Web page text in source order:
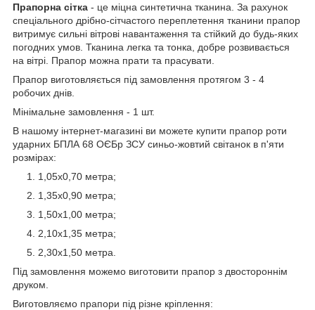
Прапорна сітка - це міцна синтетична тканина. За рахунок
спеціального дрібно-сітчастого переплетення тканини прапор
витримує сильні вітрові навантаження та стійкий до будь-яких
погодних умов. Тканина легка та тонка, добре розвивається
на вітрі. Прапор можна прати та прасувати.
Прапор виготовляється під замовлення протягом 3 - 4
робочих днів.
Мінімальне замовлення - 1 шт.
В нашому інтернет-магазині ви можете купити прапор роти
ударних БПЛА 68 ОЄБр ЗСУ синьо-жовтий світанок в п'яти
розмірах:
1,05х0,70 метра;
1,35х0,90 метра;
1,50х1,00 метра;
2,10х1,35 метра;
2,30х1,50 метра.
Під замовлення можемо виготовити прапор з двостороннім
друком.
Виготовляємо прапори під різне кріплення: